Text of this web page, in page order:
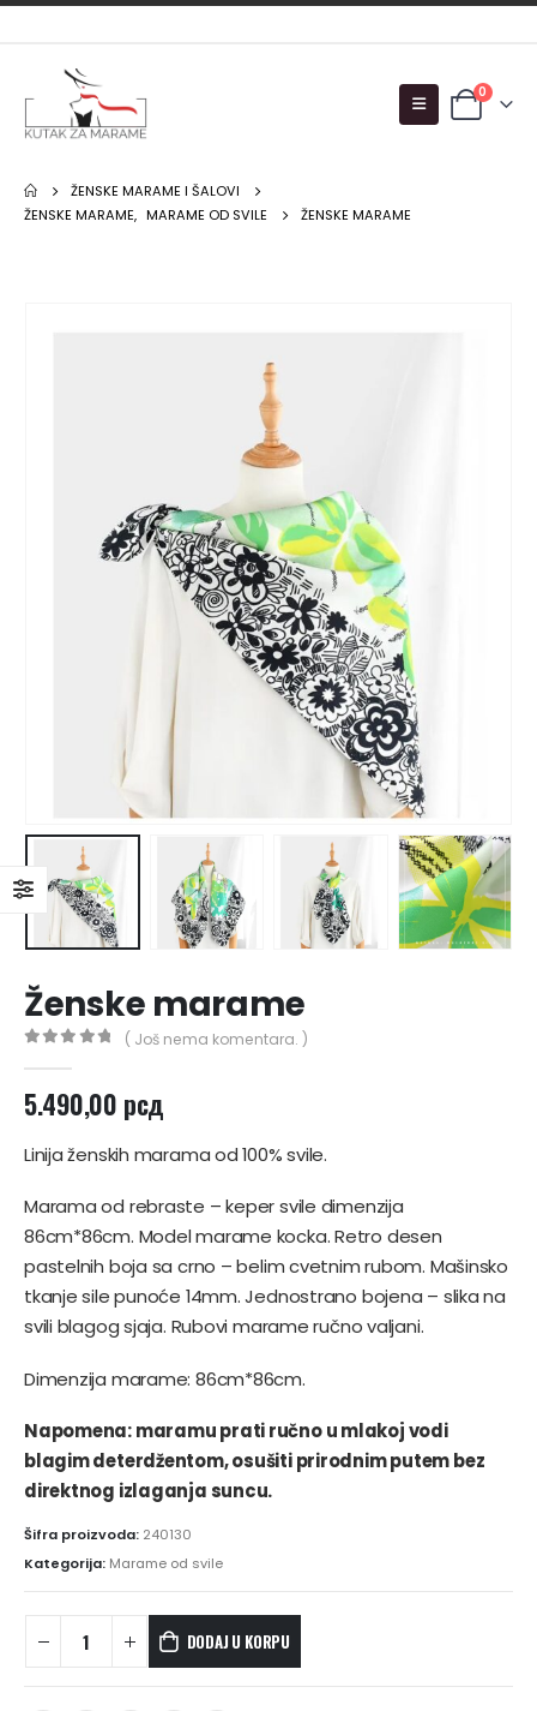
0
ŽENSKE MARAME I ŠALOVI
ŽENSKE MARAME, MARAME OD SVILE ŽENSKE MARAME
Ženske marame
( Još nema komentara. )
5.490,00 рсд
Linija ženskih marama od 100% svile.
Marama od rebraste – keper svile dimenzija
86cm*86cm. Model marame kocka. Retro desen
pastelnih boja sa crno – belim cvetnim rubom. Mašinsko
tkanje sile punoće 14mm. Jednostrano bojena – slika na
svili blagog sjaja. Rubovi marame ručno valjani.
Dimenzija marame: 86cm*86cm.
Napomena: maramu prati ručno u mlakoj vodi
blagim deterdžentom, osušiti prirodnim putem bez
direktnog izlaganja suncu.
Šifra proizvoda: 240130
Kategorija: Marame od svile
DODAJ U KORPU